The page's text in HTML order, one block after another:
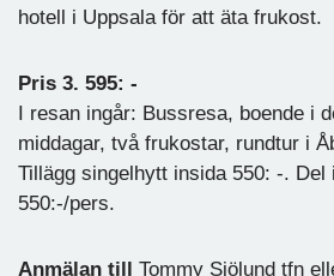
hotell i Uppsala för att äta frukost.
Pris 3. 595: -
I resan ingår: Bussresa, boende i
middagar, två frukostar, rundtur i
Tillägg singelhytt insida 550: -. Del
550:-/pers.
Anmälan till Tommy Sjölund tfn